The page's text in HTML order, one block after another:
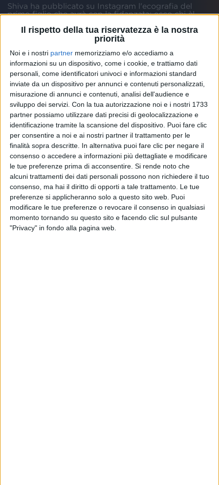
Il rispetto della tua riservatezza è la nostra
priorità
Noi e i nostri partner memorizziamo e/o accediamo a
informazioni su un dispositivo, come i cookie, e trattiamo dati
personali, come identificatori univoci e informazioni standard
inviate da un dispositivo per annunci e contenuti personalizzati,
misurazione di annunci e contenuti, analisi dell'audience e
sviluppo dei servizi. Con la tua autorizzazione noi e i nostri 1733
partner possiamo utilizzare dati precisi di geolocalizzazione e
identificazione tramite la scansione del dispositivo. Puoi fare clic
per consentire a noi e ai nostri partner il trattamento per le
finalità sopra descritte. In alternativa puoi fare clic per negare il
consenso o accedere a informazioni più dettagliate e modificare
le tue preferenze prima di acconsentire. Si rende noto che
alcuni trattamenti dei dati personali possono non richiedere il tuo
consenso, ma hai il diritto di opporti a tale trattamento. Le tue
preferenze si applicheranno solo a questo sito web. Puoi
modificare le tue preferenze o revocare il consenso in qualsiasi
momento tornando su questo sito e facendo clic sul pulsante
"Privacy" in fondo alla pagina web.
Shiva ha pubblicato su Instagram l'ecografia del
primo figlio che avrà con la fidanzata: ecco chi è!
Mara Bizzoco
NEWS 06 gen 2021
Marco Mengoni, Takagi & Ketra nel 'Riff' in